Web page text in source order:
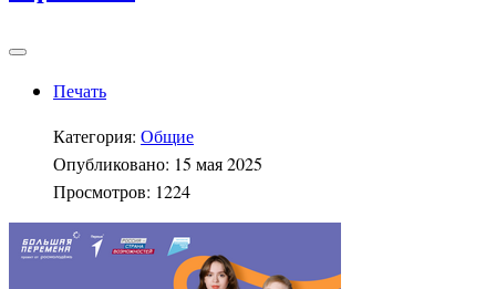
Печать
Категория: Общие
Опубликовано: 15 мая 2025
Просмотров: 1224